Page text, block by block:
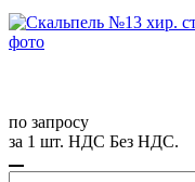
по запросу
за 1 шт. НДС Без НДС.